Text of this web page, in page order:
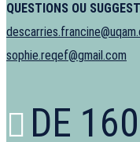
QUESTIONS OU
sophie.reqef@gmail.com
DE